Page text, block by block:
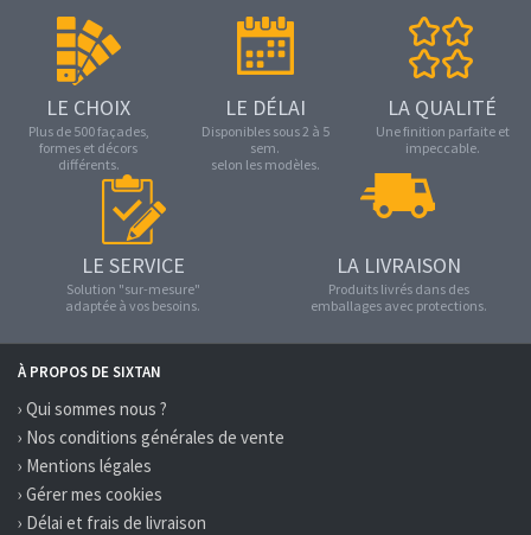
LE CHOIX
Plus de 500 façades,
formes et décors
différents.
LE DÉLAI
Disponibles sous 2 à 5
sem.
selon les modèles.
LA QUALITÉ
Une finition parfaite et
impeccable.
LE SERVICE
Solution "sur-mesure"
adaptée à vos besoins.
LA LIVRAISON
Produits livrés dans des
emballages avec protections.
À PROPOS DE SIXTAN
› Qui sommes nous ?
› Nos conditions générales de vente
› Mentions légales
› Gérer mes cookies
› Délai et frais de livraison